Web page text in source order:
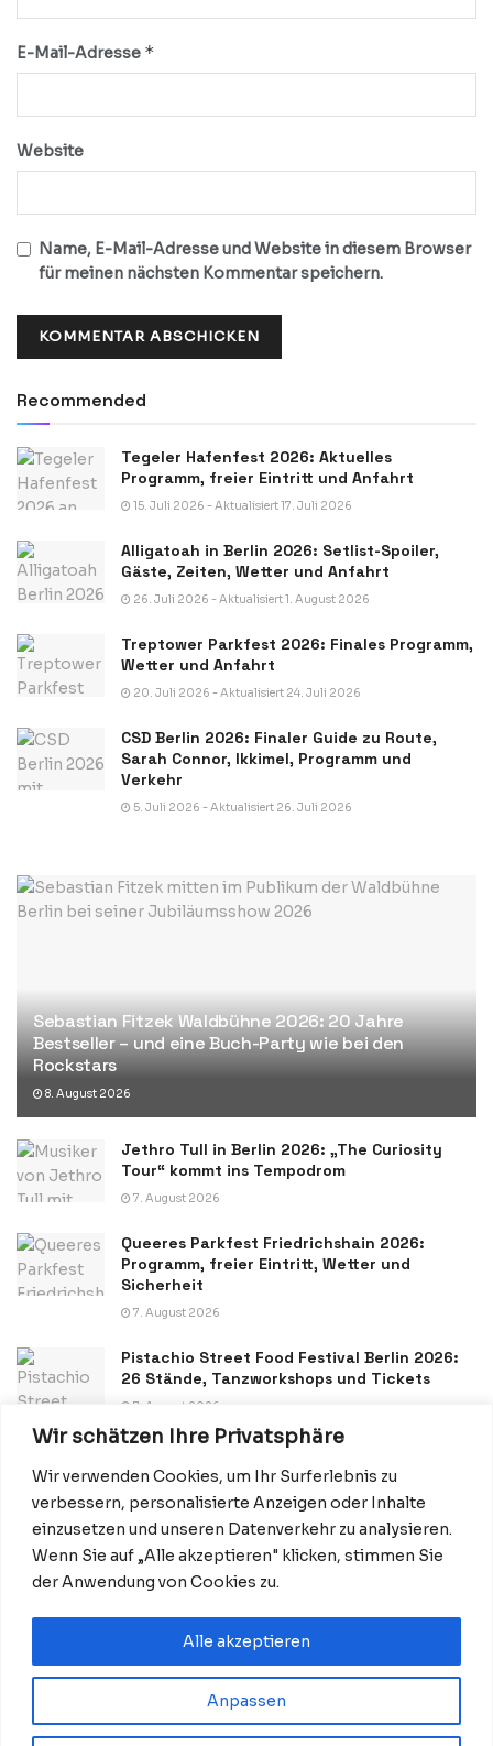
Wir schätzen Ihre Privatsphäre
Wir verwenden Cookies, um Ihr Surferlebnis zu
verbessern, personalisierte Anzeigen oder Inhalte
einzusetzen und unseren Datenverkehr zu analysieren.
Wenn Sie auf „Alle akzeptieren" klicken, stimmen Sie
der Anwendung von Cookies zu.
Anpassen
Alle akzeptieren
E-Mail-Adresse *
Website
Name, E-Mail-Adresse und Website in diesem Browser
für meinen nächsten Kommentar speichern.
Recommended
Tegeler Hafenfest 2026: Aktuelles
Programm, freier Eintritt und Anfahrt
15. Juli 2026 - Aktualisiert 17. Juli 2026
Alligatoah in Berlin 2026: Setlist-Spoiler,
Gäste, Zeiten, Wetter und Anfahrt
26. Juli 2026 - Aktualisiert 1. August 2026
Treptower Parkfest 2026: Finales Programm,
Wetter und Anfahrt
20. Juli 2026 - Aktualisiert 24. Juli 2026
CSD Berlin 2026: Finaler Guide zu Route,
Sarah Connor, Ikkimel, Programm und
Verkehr
5. Juli 2026 - Aktualisiert 26. Juli 2026
Sebastian Fitzek Waldbühne 2026: 20 Jahre
Bestseller – und eine Buch-Party wie bei den
Rockstars
8. August 2026
Jethro Tull in Berlin 2026: „The Curiosity
Tour“ kommt ins Tempodrom
7. August 2026
Queeres Parkfest Friedrichshain 2026:
Programm, freier Eintritt, Wetter und
Sicherheit
7. August 2026
Pistachio Street Food Festival Berlin 2026:
26 Stände, Tanzworkshops und Tickets
7. August 2026
Datenschutzerklärung Impressum Startseite
© 2026 BerlinMagazine.de